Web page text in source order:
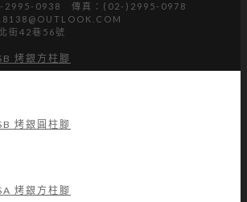
烤銀方柱腳
烤銀圓柱腳
烤銀方柱腳
2995-0938 傳真：(02-)2995-0978
街42巷56號